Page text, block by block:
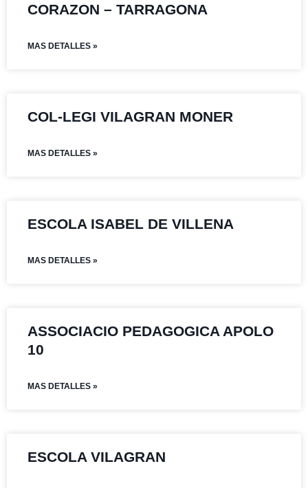
CORAZON – TARRAGONA
MAS DETALLES »
COL-LEGI VILAGRAN MONER
MAS DETALLES »
ESCOLA ISABEL DE VILLENA
MAS DETALLES »
ASSOCIACIO PEDAGOGICA APOLO
10
MAS DETALLES »
ESCOLA VILAGRAN